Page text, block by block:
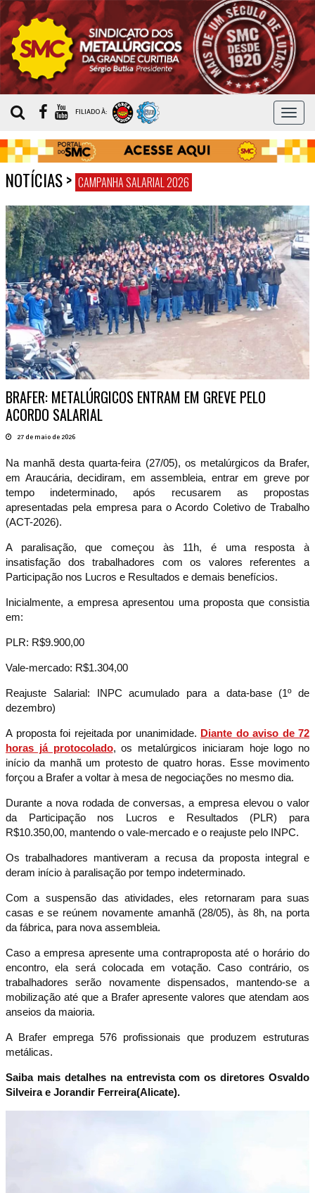
MENU
FILIADO À:
NOTÍCIAS> CAMPANHA SALARIAL 2026
BRAFER: METALÚRGICOS ENTRAM EM GREVE PELO
ACORDO SALARIAL
27 de maio de 2026
Na manhã desta quarta-feira (27/05), os metalúrgicos da Brafer,
em Araucária, decidiram, em assembleia, entrar em greve por
tempo indeterminado, após recusarem as propostas
apresentadas pela empresa para o Acordo Coletivo de Trabalho
(ACT-2026).
A paralisação, que começou às 11h, é uma resposta à
insatisfação dos trabalhadores com os valores referentes a
Participação nos Lucros e Resultados e demais benefícios.
Inicialmente, a empresa apresentou uma proposta que consistia
em:
PLR: R$9.900,00
Vale-mercado: R$1.304,00
Reajuste Salarial: INPC acumulado para a data-base (1º de
dezembro)
A proposta foi rejeitada por unanimidade. Diante do aviso de 72
horas já protocolado, os metalúrgicos iniciaram hoje logo no
início da manhã um protesto de quatro horas. Esse movimento
forçou a Brafer a voltar à mesa de negociações no mesmo dia.
Durante a nova rodada de conversas, a empresa elevou o valor
da Participação nos Lucros e Resultados (PLR) para
R$10.350,00, mantendo o vale-mercado e o reajuste pelo INPC.
Os trabalhadores mantiveram a recusa da proposta integral e
deram início à paralisação por tempo indeterminado.
Com a suspensão das atividades, eles retornaram para suas
casas e se reúnem novamente amanhã (28/05), às 8h, na porta
da fábrica, para nova assembleia.
Caso a empresa apresente uma contraproposta até o horário do
encontro, ela será colocada em votação. Caso contrário, os
trabalhadores serão novamente dispensados, mantendo-se a
mobilização até que a Brafer apresente valores que atendam aos
anseios da maioria.
A Brafer emprega 576 profissionais que produzem estruturas
metálicas.
Saiba mais detalhes na entrevista com os diretores Osvaldo
Silveira e Jorandir Ferreira(Alicate).